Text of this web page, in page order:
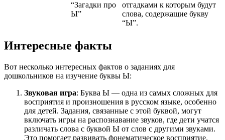
“Загадки про
Ы”
отгадками к которым будут
слова, содержащие букву
“Ы”.
Интересные факты
Вот несколько интересных фактов о заданиях для
дошкольников на изучение буквы Ы:
Звуковая игра: Буква Ы — одна из самых сложных для
восприятия и произношения в русском языке, особенно
для детей. Задания, связанные с этой буквой, могут
включать игры на распознавание звуков, где дети учатся
различать слова с буквой Ы от слов с другими звуками.
Это помогает развивать фонематическое восприятие.